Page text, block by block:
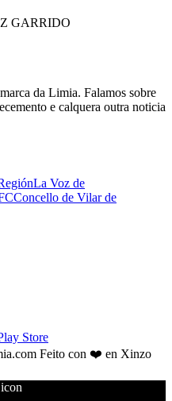
GARRIDO
da Limia. Falamos sobre
e calquera outra noticia
La Voz de
Concello de Vilar de
Store
Feito con ❤️ en Xinzo